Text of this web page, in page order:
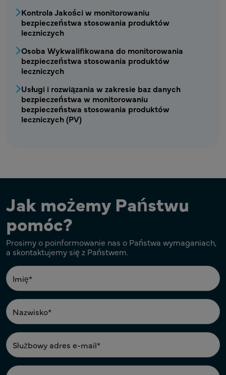
Kontrola Jakości w monitorowaniu
bezpieczeństwa stosowania produktów
leczniczych
Osoba Wykwalifikowana do monitorowania
bezpieczeństwa stosowania produktów
leczniczych
Usługi i rozwiązania w zakresie baz danych
bezpieczeństwa w monitorowaniu
bezpieczeństwa stosowania produktów
leczniczych (PV)
Jak możemy Państwu
pomóc?
Prosimy o poinformowanie nas o Państwa wymaganiach,
a skontaktujemy się z Państwem.